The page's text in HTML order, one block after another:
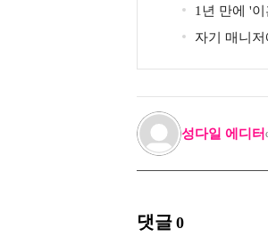
는데 지나가
1년 만에 '
배우자기 매니
성다일 에디터
댓글 0